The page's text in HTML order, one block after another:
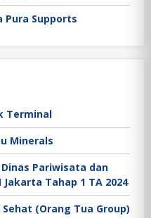
Pura Supports
Terminal
Minerals
Pariwisata dan
Tahap 1 TA 2024
Sehat (Orang Tua Group)